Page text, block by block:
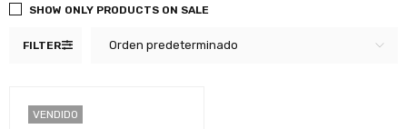
FILTER Orden predeterminado
SHOW ONLY PRODUCTS ON SALE
VENDIDO